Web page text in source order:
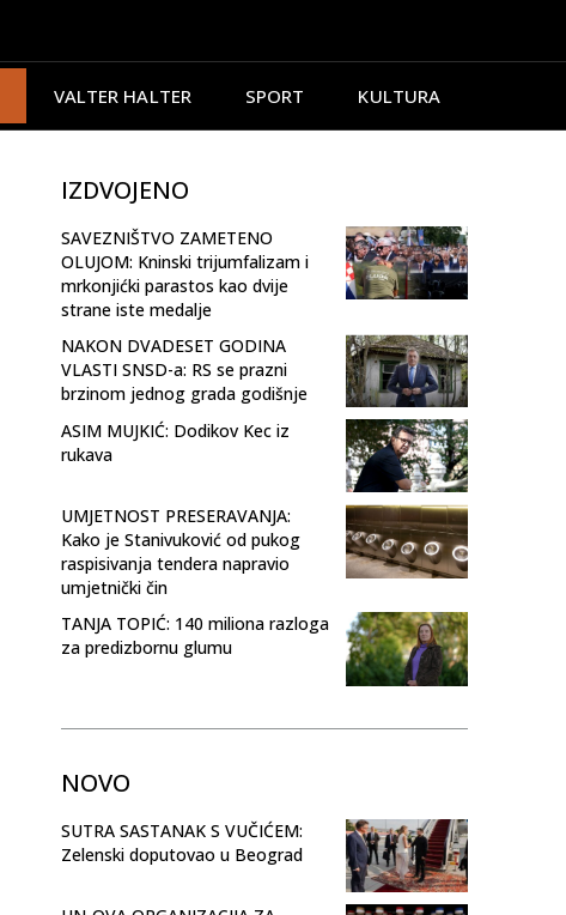
VALTER HALTER SPORT KULTURA
IZDVOJENO
SAVEZNIŠTVO ZAMETENO
OLUJOM: Kninski trijumfalizam i
mrkonjićki parastos kao dvije
strane iste medalje
NAKON DVADESET GODINA
VLASTI SNSD-a: RS se prazni
brzinom jednog grada godišnje
ASIM MUJKIĆ: Dodikov Kec iz
rukava
UMJETNOST PRESERAVANJA:
Kako je Stanivuković od pukog
raspisivanja tendera napravio
umjetnički čin
TANJA TOPIĆ: 140 miliona razloga
za predizbornu glumu
NOVO
SUTRA SASTANAK S VUČIĆEM:
Zelenski doputovao u Beograd